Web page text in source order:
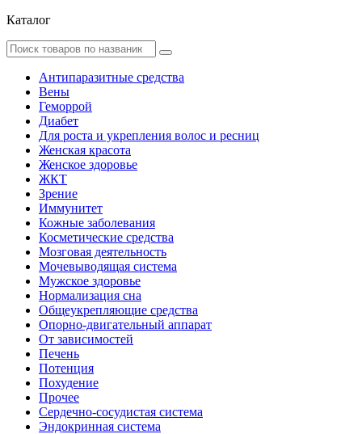
Каталог
Антипаразитные средства
Вены
Геморрой
Диабет
Для роста и укрепления волос и ресниц
Женская красота
Женское здоровье
ЖКТ
Зрение
Иммунитет
Кожные заболевания
Косметические средства
Мозговая деятельность
Мочевыводящая система
Мужское здоровье
Нормализация сна
Общеукрепляющие средства
Опорно-двигательный аппарат
От зависимостей
Печень
Потенция
Похудение
Прочее
Сердечно-сосудистая система
Эндокринная система